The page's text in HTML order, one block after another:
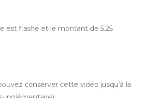
est flashé et le montant de 5.25
conserver cette vidéo jusqu’à la